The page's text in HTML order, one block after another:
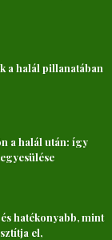
a halál pillanatában
a halál után: így
hatékonyabb, mint
el,